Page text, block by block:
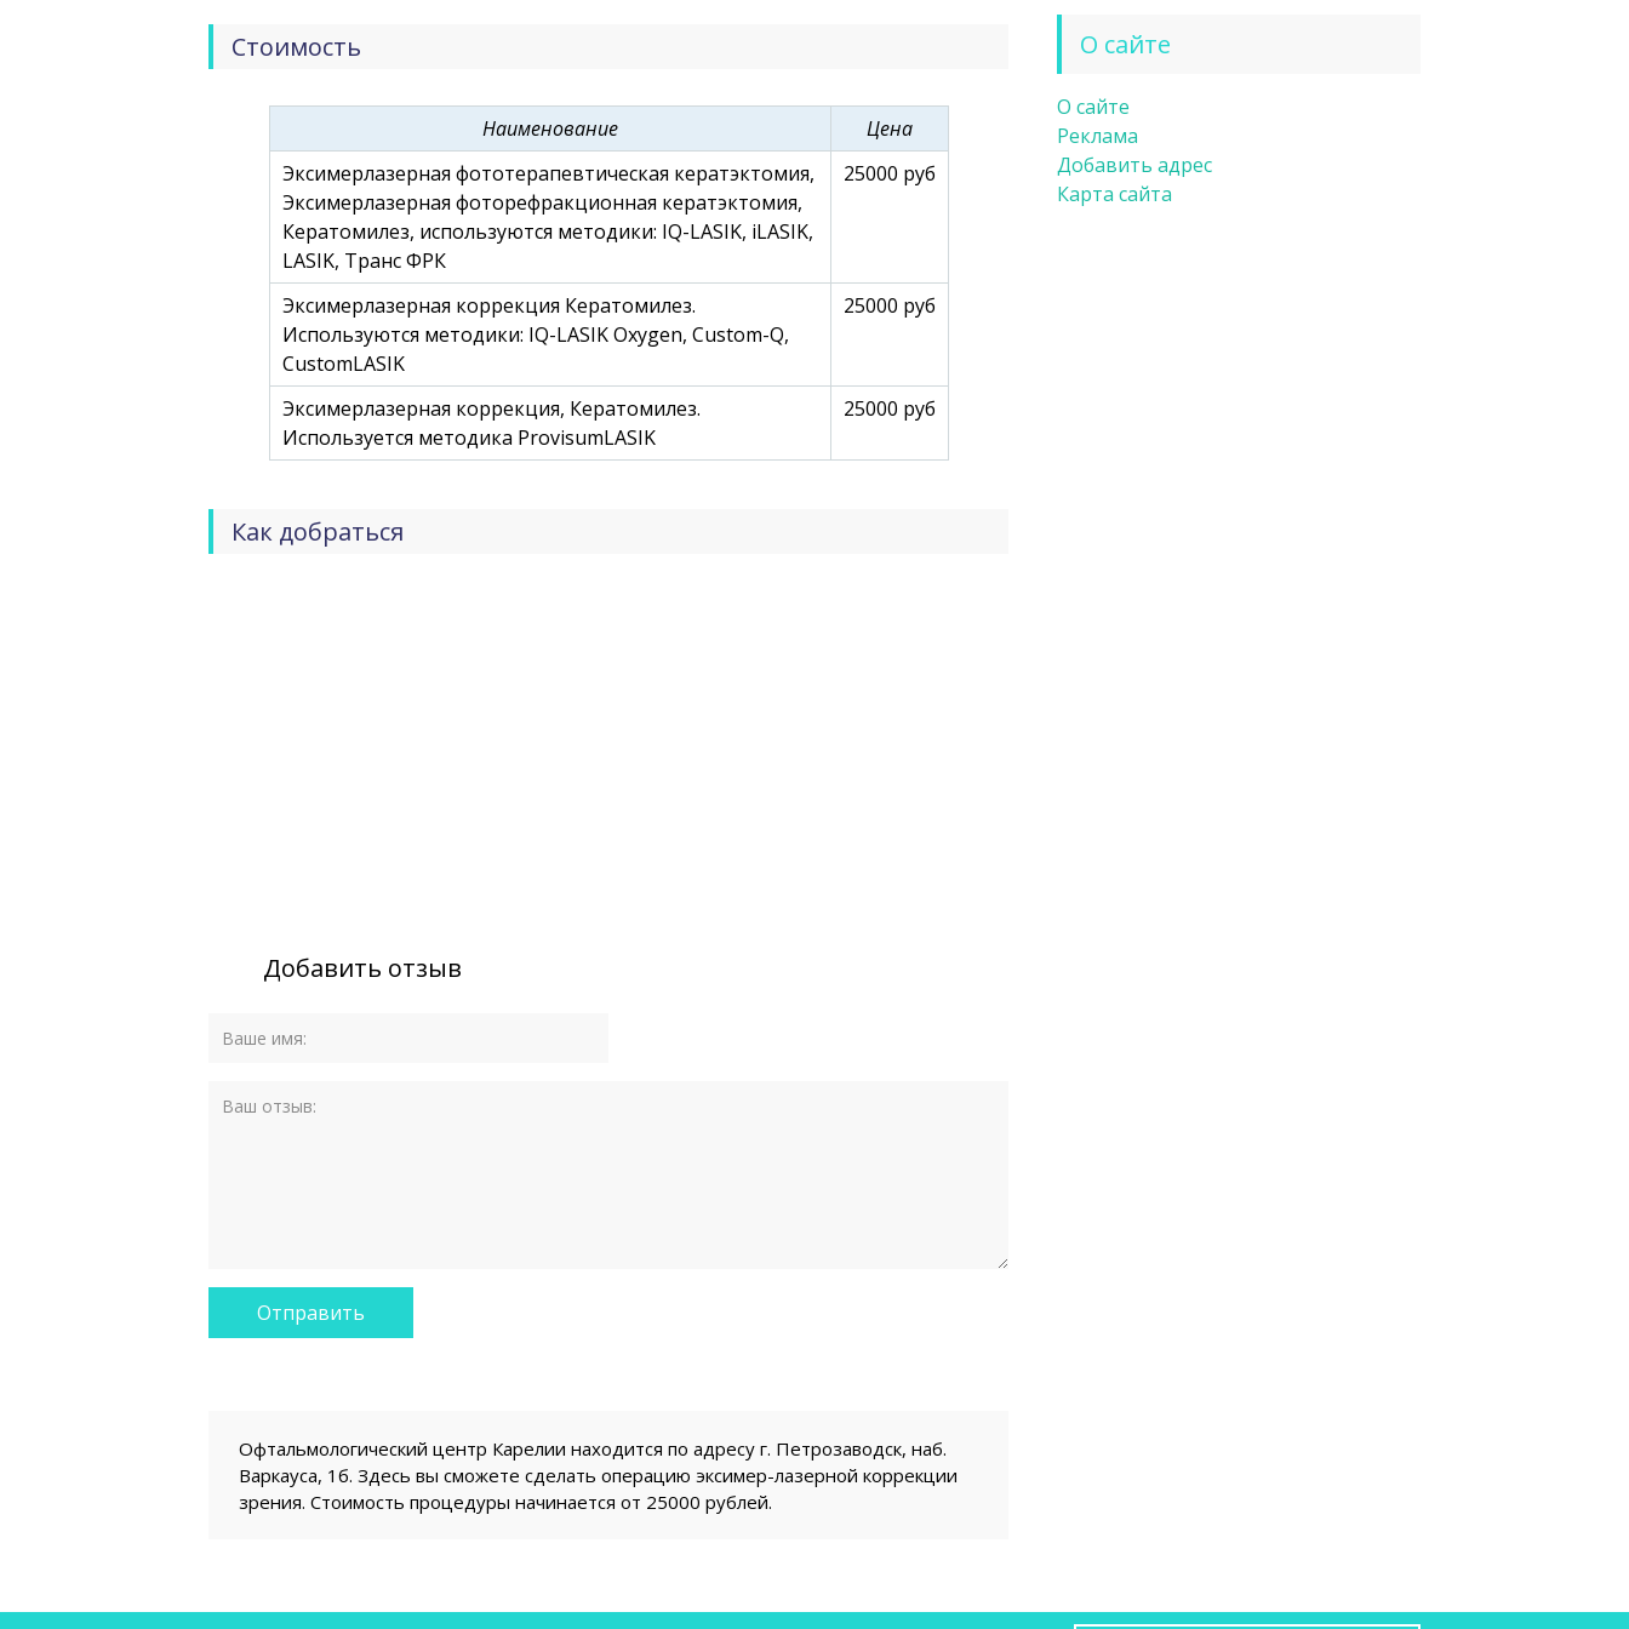
Стоимость
Наименование
Цена
Эксимерлазерная фототерапевтическая кератэктомия,
Эксимерлазерная фоторефракционная кератэктомия,
Кератомилез, используются методики: IQ-LASIK, iLASIK,
LASIK, Транс ФРК
25000 руб
Эксимерлазерная коррекция Кератомилез.
Используются методики: IQ-LASIK Oxygen, Custom-Q,
CustomLASIK
25000 руб
Эксимерлазерная коррекция, Кератомилез.
Используется методика ProvisumLASIK
25000 руб
Как добраться
Добавить отзыв
Офтальмологический центр Карелии находится по адресу г. Петрозаводск, наб.
Варкауса, 1б. Здесь вы сможете сделать операцию эксимер-лазерной коррекции
зрения. Стоимость процедуры начинается от 25000 рублей.
О сайте
О сайте
Реклама
Добавить адрес
Карта сайта